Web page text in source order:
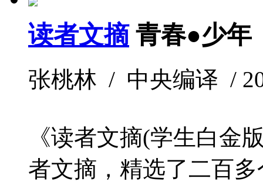
读者文摘 青春●少年
张桃林 / 中央编译 /
《读者文摘(学生白金
者文摘，精选了二百